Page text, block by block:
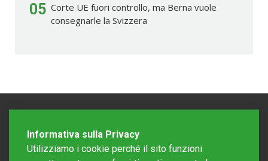
05 Corte UE fuori controllo, ma Berna vuole
consegnarle la Svizzera
Informativa sulla Privacy
Utilizziamo i cookie perché il sito funzioni